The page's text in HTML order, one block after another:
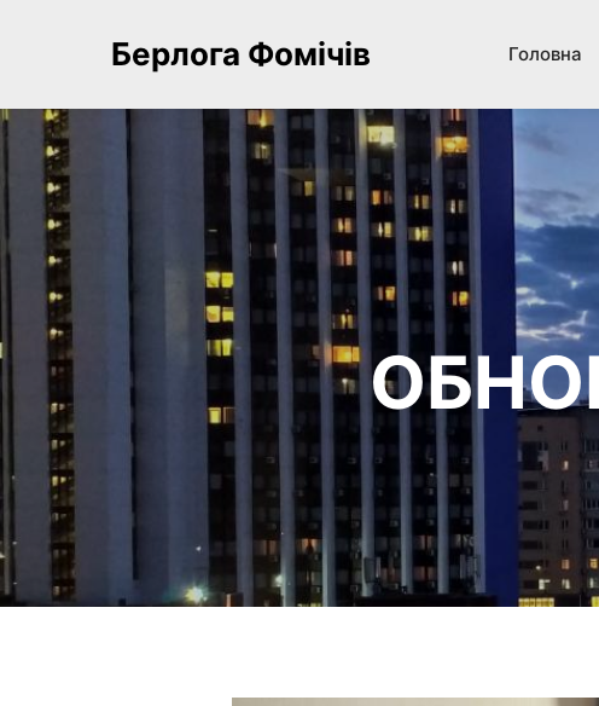
Берлога Фомічів Головна